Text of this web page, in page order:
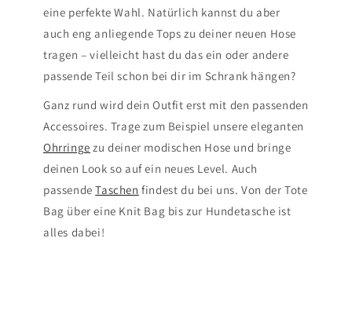
eine perfekte Wahl. Natürlich kannst du aber
auch eng anliegende Tops zu deiner neuen Hose
tragen – vielleicht hast du das ein oder andere
passende Teil schon bei dir im Schrank hängen?
Ganz rund wird dein Outfit erst mit den passenden
Accessoires. Trage zum Beispiel unsere eleganten
Ohrringe zu deiner modischen Hose und bringe
deinen Look so auf ein neues Level. Auch
passendeTaschen findest du bei uns. Von der Tote
Bag über eine Knit Bag bis zur Hundetasche ist
alles dabei!